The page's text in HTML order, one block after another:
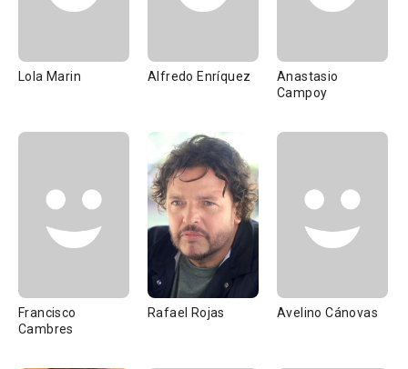
Lola Marin Alfredo Enríquez
Anastasio
Campoy
Francisco
Cambres
Rafael Rojas Avelino Cánovas